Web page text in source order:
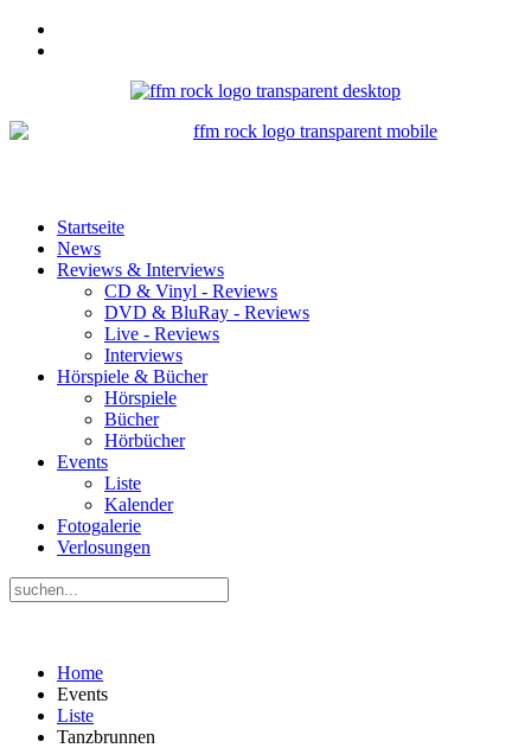
Startseite
News
Reviews & Interviews
CD & Vinyl - Reviews
DVD & BluRay - Reviews
Live - Reviews
Interviews
Hörspiele & Bücher
Hörspiele
Bücher
Hörbücher
Events
Liste
Kalender
Fotogalerie
Verlosungen
Home
Events
Liste
Tanzbrunnen